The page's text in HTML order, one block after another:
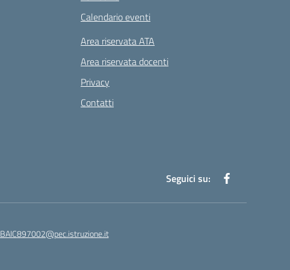
Calendario eventi
Area riservata ATA
Area riservata docenti
Privacy
Contatti
Seguici su:
BAIC897002@pec.istruzione.it